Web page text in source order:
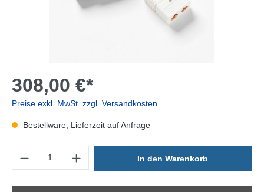
308,00 €*
Preise exkl. MwSt. zzgl. Versandkosten
Bestellware, Lieferzeit auf Anfrage
In den Warenkorb